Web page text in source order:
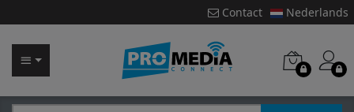
Contact Nederlands